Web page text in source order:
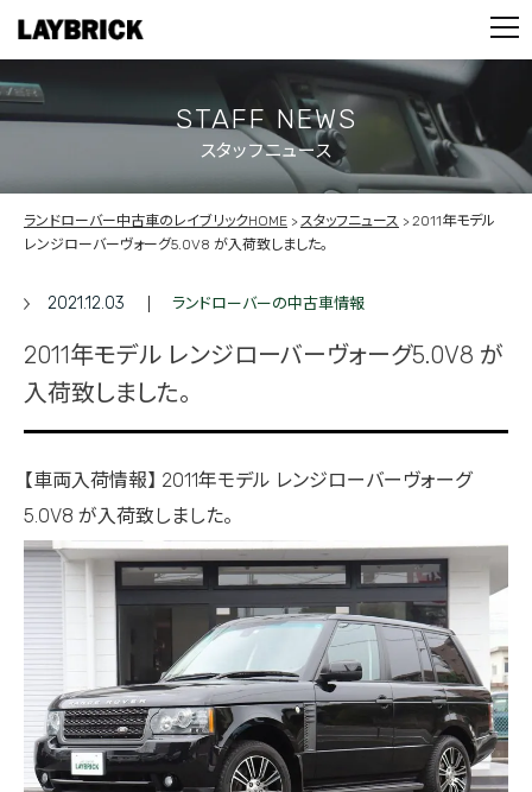
PARTS
CONTACT
PRIVACY POLICY
STAFF NEWS
スタッフニュース
ランドローバー中古車のレイブリックHOME スタッフニュース
2011年モデル
レンジローバーヴォーグ5.0V8 が入荷致しました。
2021.12.03 ランドローバーの中古車情報
2011年モデル レンジローバーヴォーグ5.0V8 が
入荷致しました。
【車両入荷情報】 2011年モデル レンジローバーヴォーグ
5.0V8 が入荷致しました。